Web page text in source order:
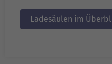
Ladesäulen im